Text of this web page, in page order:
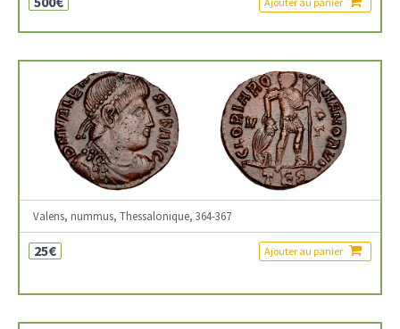
Valens, nummus, Thessalonique, 364-367
25€ Ajouter au panier